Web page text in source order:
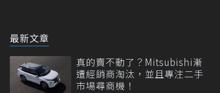
最新文章
真的賣不動了？Mitsubishi漸
遭經銷商淘汰，並且專注二手
市場尋商機！